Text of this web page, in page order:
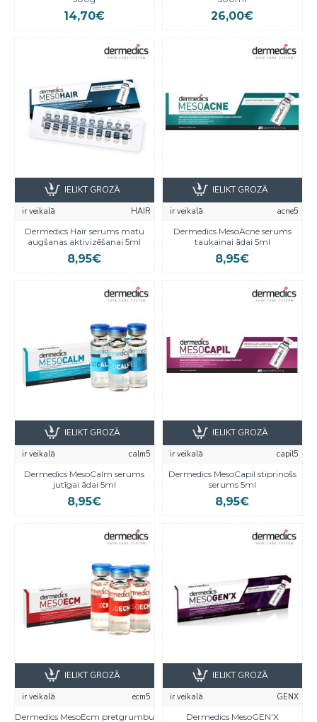
14,70€ 26,00€
ir veikalā
HAIR
Dermedics Hair serums matu
augšanas aktivizēšanai 5ml
8,95€
IELIKT GROZĀ
ir veikalā
acne5
Dermedics MesoAcne serums
taukainai ādai 5ml
8,95€
IELIKT GROZĀ
ir veikalā
calm5
Dermedics MesoCalm serums
jutīgai ādai 5ml
8,95€
IELIKT GROZĀ
ir veikalā
capil5
Dermedics MesoCapil stiprinošs
serums 5ml
8,95€
IELIKT GROZĀ
ir veikalā
ecm5
Dermedics MesoEcm pretgrumbu
IELIKT GROZĀ
ir veikalā
GENX
Dermedics MesoGEN'X
IELIKT GROZĀ